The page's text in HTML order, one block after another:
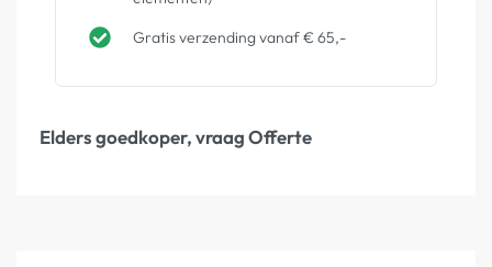
Gratis verzending vanaf € 65,-
Elders goedkoper, vraag Offerte